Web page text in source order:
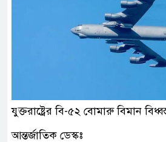
যুক্তরাষ্ট্রের বি-৫২ বোমারু বিমান
আন্তর্জাতিক ডেস্কঃ